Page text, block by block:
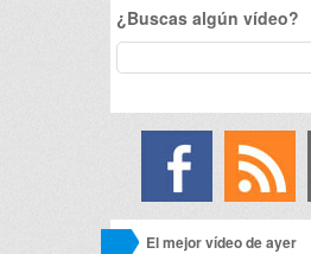
¿Buscas algún vídeo?
El mejor vídeo de ayer